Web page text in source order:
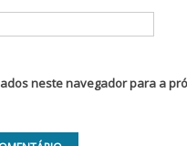
neste navegador para a